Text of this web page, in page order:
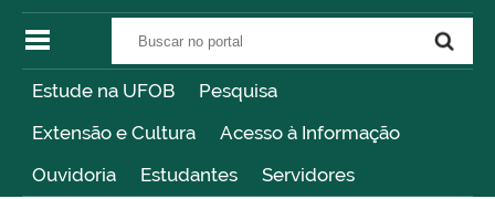
Estude na UFOB
Pesquisa
Extensão e Cultura
Acesso à Informação
Ouvidoria
Estudantes Servidores